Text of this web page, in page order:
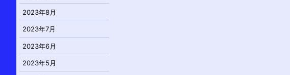
2023年8月
2023年7月
2023年6月
2023年5月